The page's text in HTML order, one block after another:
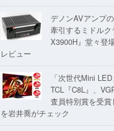
デノンAVアンプ
牽引するミドルク
X3900H』堂々登
レビュー
「次世代Mini
TCL『C8L』、
査員特別賞を受
を岩井喬がチェック